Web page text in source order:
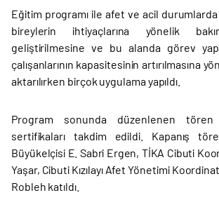
Eğitim programı ile afet ve acil
bireylerin ihtiyaçlarına yönelik
geliştirilmesine ve bu alanda görev
çalışanlarının kapasitesinin artırılmasına
aktarılırken birçok uygulama yapıldı.
Program sonunda düzenlenen tören
sertifikaları takdim edildi. Kapanış
Büyükelçisi E. Sabri Ergen, TİKA Cibuti
Yaşar, Cibuti Kızılayı Afet Yönetimi
Robleh katıldı.